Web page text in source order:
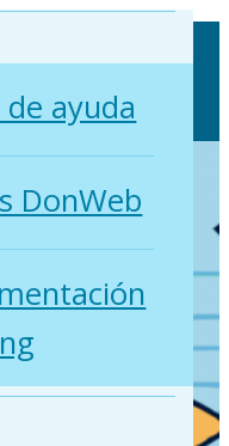
de ayuda
DonWeb